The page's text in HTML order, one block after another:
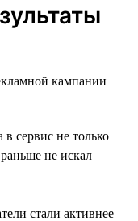
кампании
сервис не только
не искал
стали активнее